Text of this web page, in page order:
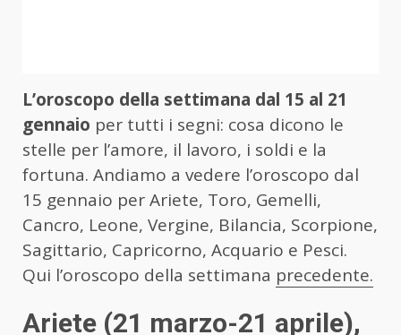
L’oroscopo della settimana dal 15 al 21
gennaio per tutti i segni: cosa dicono le
stelle per l’amore, il lavoro, i soldi e la
fortuna. Andiamo a vedere l’oroscopo dal
15 gennaio per Ariete, Toro, Gemelli,
Cancro, Leone, Vergine, Bilancia, Scorpione,
Sagittario, Capricorno, Acquario e Pesci.
Qui l’oroscopo della settimana precedente.
Ariete (21 marzo-21 aprile),